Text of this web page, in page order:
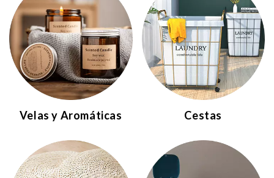
Velas y Aromáticas Cestas